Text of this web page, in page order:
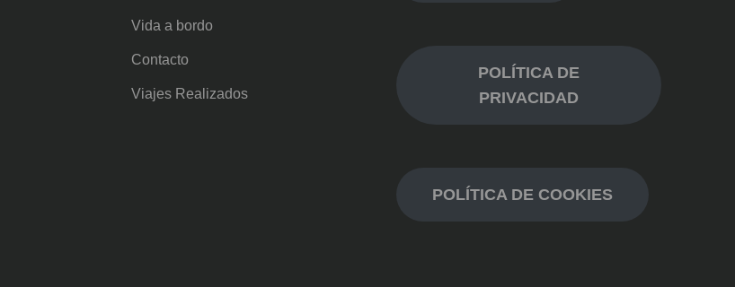
Vida a bordo
Contacto
Viajes Realizados
POLÍTICA DE
PRIVACIDAD
POLÍTICA DE COOKIES